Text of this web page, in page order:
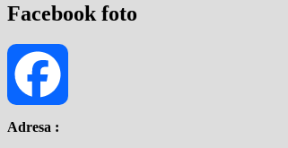
Facebook foto
Facebook
Adresa :